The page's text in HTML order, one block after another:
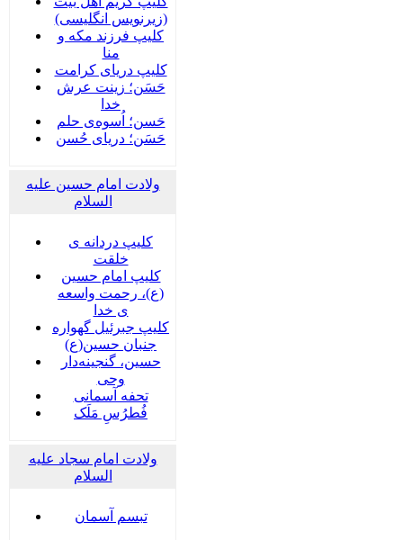
(زیرنویس انگلیسی)
کلیپ فرزند مکه و
منا
کلیپ دریای کرامت
حَسَن؛ زینت عرش
خدا
حَسن؛ اُسوه‌ی حلم
حَسَن؛ دریای حُسن
ولادت امام حسین علیه
السلام
کلیپ دردانه ی
خلقت
کلیپ امام حسین
(ع)، رحمت واسعه
ی خدا
کلیپ جبرئیل گهواره
جنبان حسین(ع)
حسین، گنجینه‌دار
وحی
تحفه آسمانی
فُطرُسِ مَلَک
ولادت امام سجاد علیه
السلام
تبسم آسمان